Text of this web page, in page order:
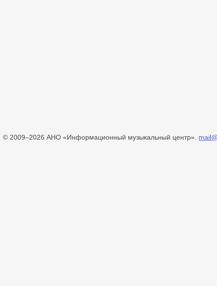
© 2009–2026 АНО «Информационный музыкальный центр».